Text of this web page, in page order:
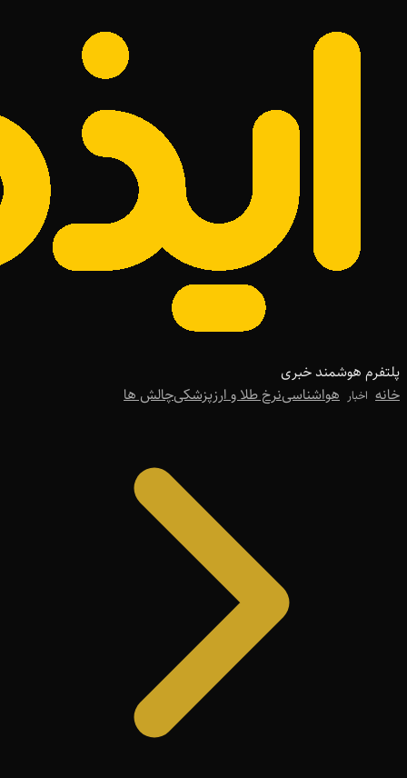
پلتفرم هوشمند خبری
خانه اخبار هواشناسینرخ طلا و ارزپزشکیچالش ها